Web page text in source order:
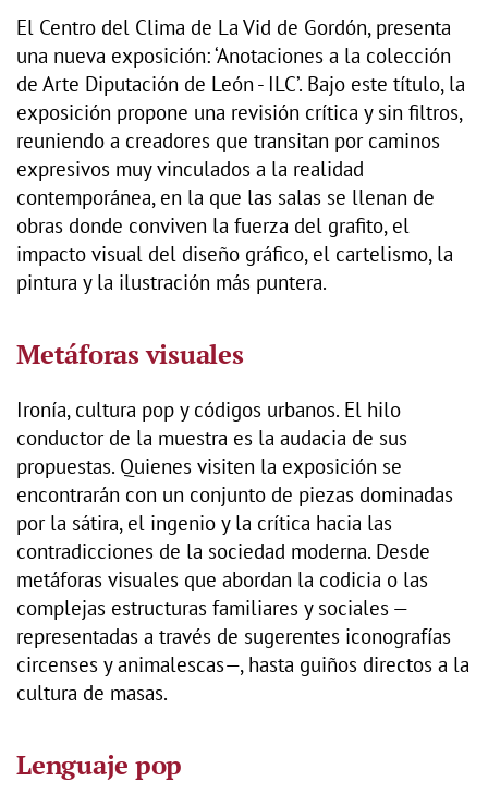
El Centro del Clima de La Vid de Gordón, presenta
una nueva exposición: ‘Anotaciones a la colección
de Arte Diputación de León - ILC’. Bajo este título, la
exposición propone una revisión crítica y sin filtros,
reuniendo a creadores que transitan por caminos
expresivos muy vinculados a la realidad
contemporánea, en la que las salas se llenan de
obras donde conviven la fuerza del grafito, el
impacto visual del diseño gráfico, el cartelismo, la
pintura y la ilustración más puntera.
Metáforas visuales
Ironía, cultura pop y códigos urbanos. El hilo
conductor de la muestra es la audacia de sus
propuestas. Quienes visiten la exposición se
encontrarán con un conjunto de piezas dominadas
por la sátira, el ingenio y la crítica hacia las
contradicciones de la sociedad moderna. Desde
metáforas visuales que abordan la codicia o las
complejas estructuras familiares y sociales —
representadas a través de sugerentes iconografías
circenses y animalescas—, hasta guiños directos a la
cultura de masas.
Lenguaje pop